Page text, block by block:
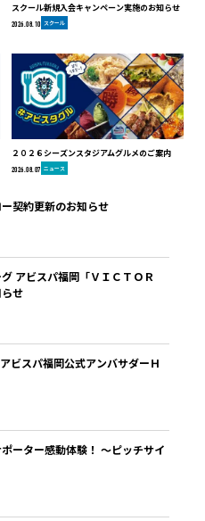
スクール新規入会キャンペーン実施のお知らせ
2026.08.10 スクール
２０２６シーズンスタジアムグルメのご案内
2026.08.07 ニュース
契約更新のお知らせ
アビスパ福岡「ＶＩＣＴＯＲ
せ
ビスパ福岡公式アンバサダーＨ
ーター感動体験！ ～ピッチサイ